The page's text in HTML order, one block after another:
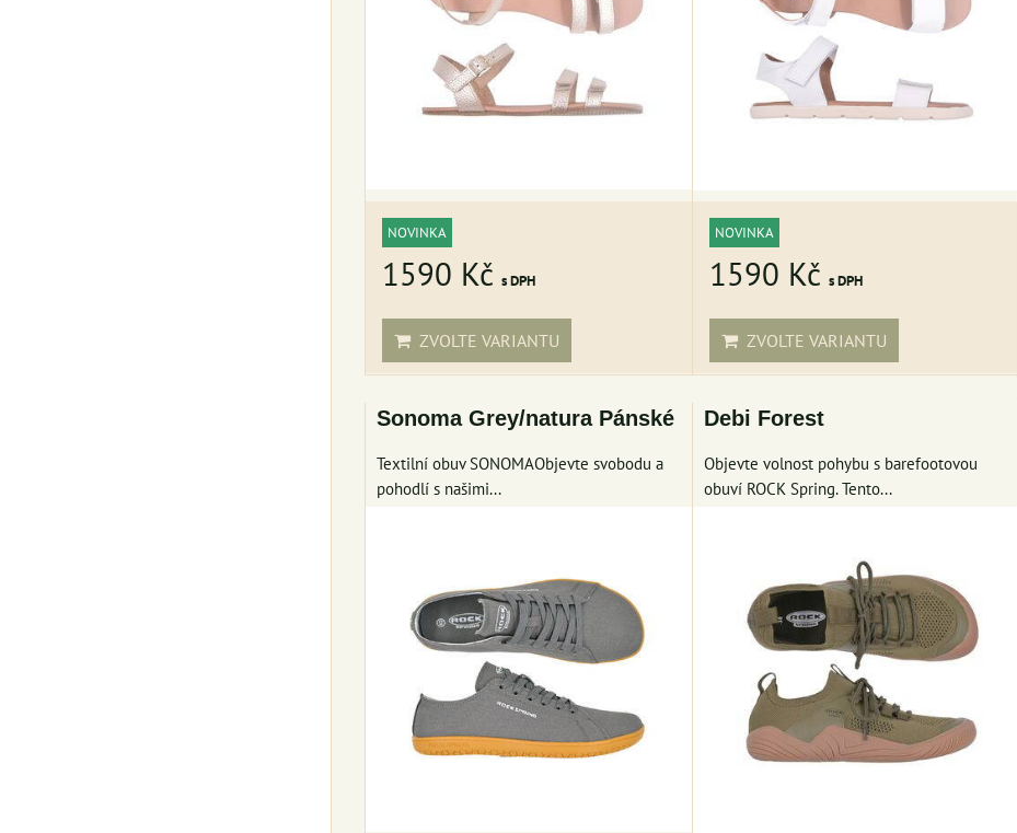
NOVINKA
1590 Kč s DPH
ZVOLTE VARIANTU
NOVINKA
1590 Kč s DPH
ZVOLTE VARIANTU
Sonoma Grey/natura Pánské
Textilní obuv SONOMAObjevte svobodu a
pohodlí s našimi...
Debi Forest
Objevte volnost pohybu s barefootovou
obuví ROCK Spring. Tento...